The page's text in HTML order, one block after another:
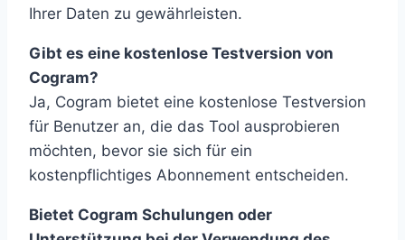
Ihrer Daten zu gewährleisten.
Gibt es eine kostenlose Testversion von
Cogram?
Ja, Cogram bietet eine kostenlose Testversion
für Benutzer an, die das Tool ausprobieren
möchten, bevor sie sich für ein
kostenpflichtiges Abonnement entscheiden.
Bietet Cogram Schulungen oder